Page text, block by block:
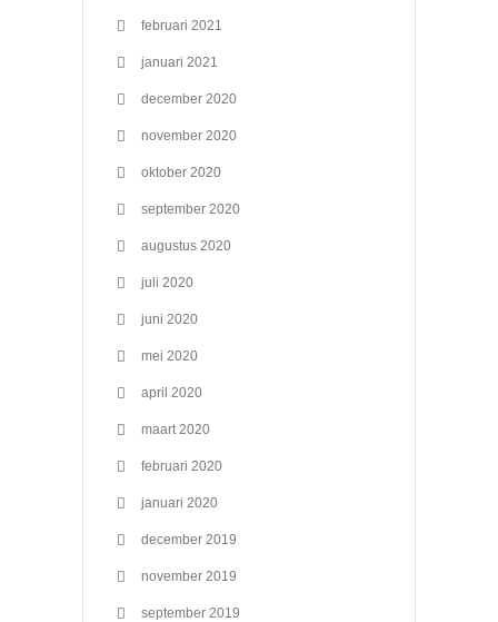
februari 2021
januari 2021
december 2020
november 2020
oktober 2020
september 2020
augustus 2020
juli 2020
juni 2020
mei 2020
april 2020
maart 2020
februari 2020
januari 2020
december 2019
november 2019
september 2019